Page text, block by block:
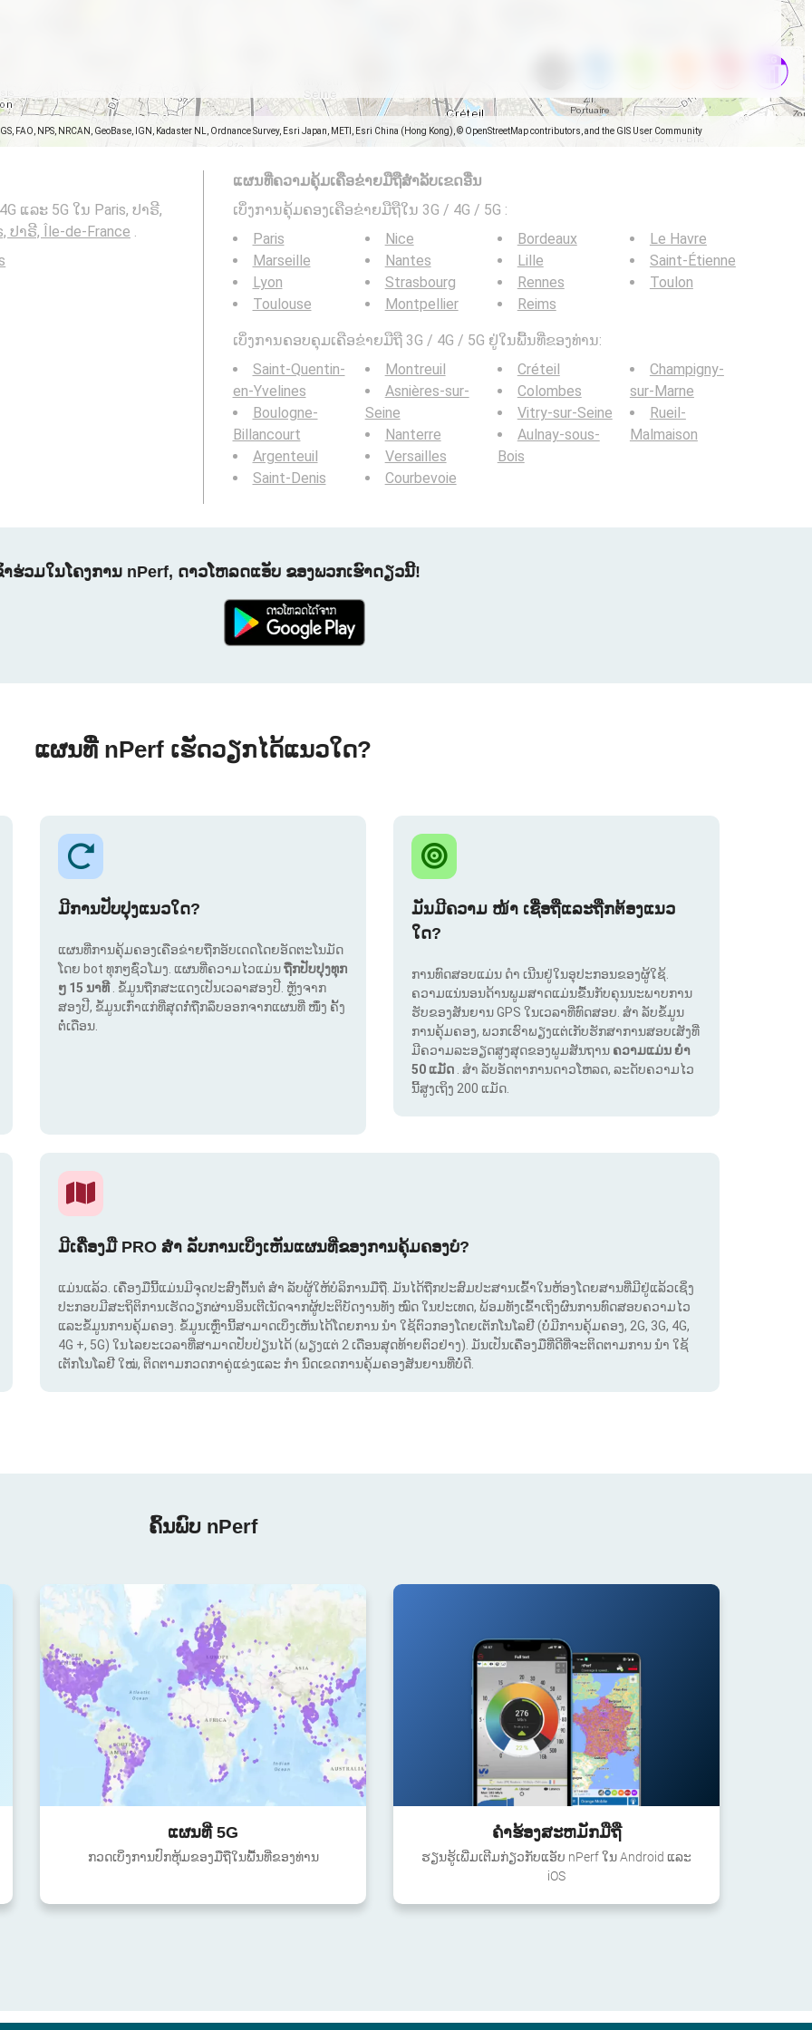
FAO, NPS, NRCAN, GeoBase, IGN, Kadaster NL, Ordnance Survey, Esri Japan, METI, Esri China (Hong Kong), © OpenStreetMap contributors, and the GIS User Community
ແລະ 5G ໃນ Paris, ປາຣີ,
ປາຣີ, Île-de-France .
ແຜນທີ່ຄວາມຄຸ້ມເຄືອຂ່າຍມືຖືສໍາລັບເຂດອື່ນ
ເບິ່ງການຄຸ້ມຄອງເຄືອຂ່າຍມືຖືໃນ 3G / 4G / 5G :
Paris
Marseille
Lyon
Toulouse
Nice
Nantes
Strasbourg
Montpellier
Bordeaux
Lille
Rennes
Reims
Le Havre
Saint-Étienne
Toulon
ເບິ່ງການຄອບຄຸມເຄືອຂ່າຍມືຖື 3G / 4G / 5G ຢູ່ໃນພື້ນທີ່ຂອງທ່ານ:
Saint-Quentin-
en-Yvelines
Boulogne-
Billancourt
Argenteuil
Saint-Denis
Montreuil
Asnières-sur-
Seine
Nanterre
Versailles
Courbevoie
Créteil
Colombes
Vitry-sur-Seine
Aulnay-sous-
Bois
Champigny-
sur-Marne
Rueil-
Malmaison
າຮ່ວມໃນໂຄງການ nPerf, ດາວໂຫລດແອັບ ຂອງພວກເຮົາດຽວນີ້!
ແຜນທີ່ nPerf ເຮັດວຽກໄດ້ແນວໃດ?
ມີການປັບປຸງແນວໃດ?
ແຜນທີ່ການຄຸ້ມຄອງເຄືອຂ່າຍຖືກອັບເດດໂດຍອັດຕະໂນມັດ
ໂດຍ bot ທຸກໆຊົ່ວໂມງ. ແຜນທີ່ຄວາມໄວແມ່ນຖືກປັບປຸງທຸກ
ໆ 15 ນາທີ . ຂໍ້ມູນຖືກສະແດງເປັນເວລາສອງປີ. ຫຼັງຈາກ
ສອງປີ, ຂໍ້ມູນເກົ່າແກ່ທີ່ສຸດກໍ່ຖືກລຶບອອກຈາກແຜນທີ່ ໜຶ່ງ ຄັ້ງ
ຕໍ່ເດືອນ.
ມັນມີຄວາມ ໜ້າ ເຊື່ອຖືແລະຖືກຕ້ອງແນວ
ໃດ?
ການທົດສອບແມ່ນ ດຳ ເນີນຢູ່ໃນອຸປະກອນຂອງຜູ້ໃຊ້.
ຄວາມແນ່ນອນດ້ານພູມສາດແມ່ນຂື້ນກັບຄຸນນະພາບການ
ຮັບຂອງສັນຍານ GPS ໃນເວລາທີ່ທົດສອບ. ສຳ ລັບຂໍ້ມູນ
ການຄຸ້ມຄອງ, ພວກເຮົາພຽງແຕ່ເກັບຮັກສາການສອບເສັງທີ່
ມີຄວາມລະອຽດສູງສຸດຂອງພູມສັນຖານ ຄວາມແມ່ນ ຍຳ
50 ແມັດ . ສຳ ລັບອັດຕາການດາວໂຫລດ, ລະດັບຄວາມໄວ
ນີ້ສູງເຖິງ 200 ແມັດ.
ມີເຄື່ອງມື PRO ສຳ ລັບການເບິ່ງເຫັນແຜນທີ່ຂອງການຄຸ້ມຄອງບໍ?
ແມ່ນແລ້ວ. ເຄື່ອງມືນີ້ແມ່ນມີຈຸດປະສົງຕົ້ນຕໍ ສຳ ລັບຜູ້ໃຫ້ບໍລິການມືຖື. ມັນໄດ້ຖືກປະສົມປະສານເຂົ້າໃນຫ້ອງໂດຍສານທີ່ມີຢູ່ແລ້ວເຊິ່ງ
ປະກອບມີສະຖິຕິການເຮັດວຽກຜ່ານອິນເຕີເນັດຈາກຜູ້ປະຕິບັດງານທັງ ໝົດ ໃນປະເທດ, ພ້ອມທັງເຂົ້າເຖິງຜົນການທົດສອບຄວາມໄວ
ແລະຂໍ້ມູນການຄຸ້ມຄອງ. ຂໍ້ມູນເຫຼົ່ານີ້ສາມາດເບິ່ງເຫັນໄດ້ໂດຍການ ນຳ ໃຊ້ຕົວກອງໂດຍເຕັກໂນໂລຢີ (ບໍ່ມີການຄຸ້ມຄອງ, 2G, 3G, 4G,
4G +, 5G) ໃນໄລຍະເວລາທີ່ສາມາດປັບປ່ຽນໄດ້ (ພຽງແຕ່ 2 ເດືອນສຸດທ້າຍຕົວຢ່າງ). ມັນເປັນເຄື່ອງມືທີ່ດີທີ່ຈະຕິດຕາມການ ນຳ ໃຊ້
ເຕັກໂນໂລຢີ ໃໝ່, ຕິດຕາມກວດກາຄູ່ແຂ່ງແລະ ກຳ ນົດເຂດການຄຸ້ມຄອງສັນຍານທີ່ບໍ່ດີ.
ຄົ້ນພົບ nPerf
ແຜນທີ່ 5G
ກວດເບິ່ງການປົກຫຸ້ມຂອງມືຖືໃນພື້ນທີ່ຂອງທ່ານ
ຄໍາຮ້ອງສະຫມັກມືຖື
ຮຽນຮູ້ເພີ່ມເຕີມກ່ຽວກັບແອັບ nPerf ໃນ Android ແລະ
iOS